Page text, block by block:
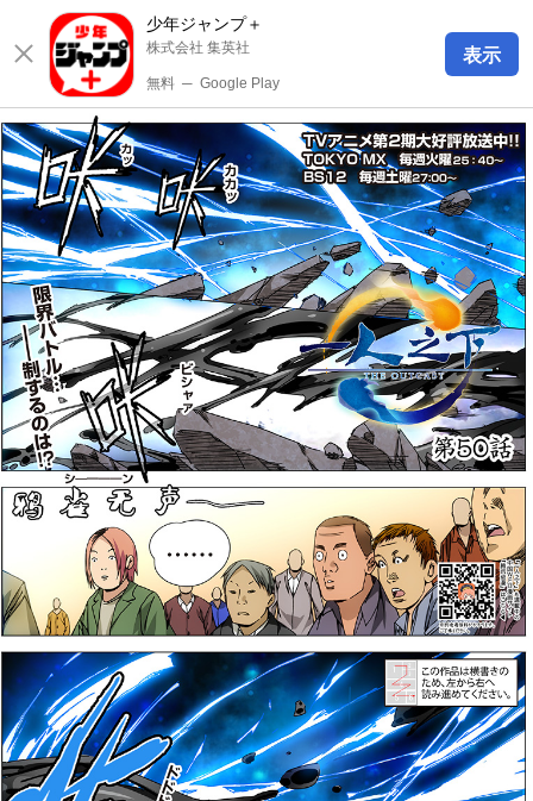
少年ジャンプ＋
株式会社 集英社
無料 ─ Google Play
表示